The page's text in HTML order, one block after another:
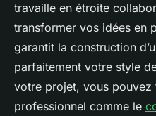
travaille en étroite
transformer vos idées en
garantit la construction
parfaitement votre style
votre projet, vous pouvez
professionnel comme le